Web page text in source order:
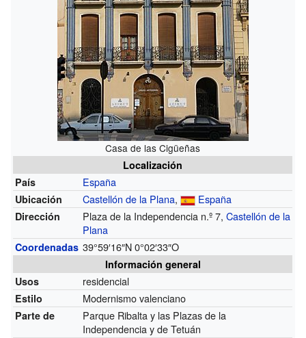
Casa de las Cigüeñas
Localización
País
España
Ubicación Castellón de la Plana, España
Dirección Plaza de la Independencia n.º 7,Castellón de la
Plana
Coordenadas 39°59′16″N0°02′33″O
Información general
Usos
residencial
Estilo Modernismo valenciano
Parte de
Parque Ribalta y las Plazas de la
Independencia y de Tetuán